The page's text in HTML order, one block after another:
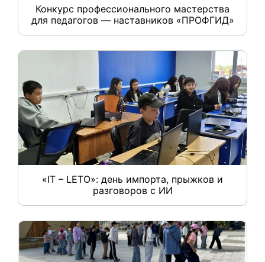
Конкурс профессионального мастерства
для педагогов — наставников «ПРОФГИД»
«IT – LETO»: день импорта, прыжков и
разговоров с ИИ